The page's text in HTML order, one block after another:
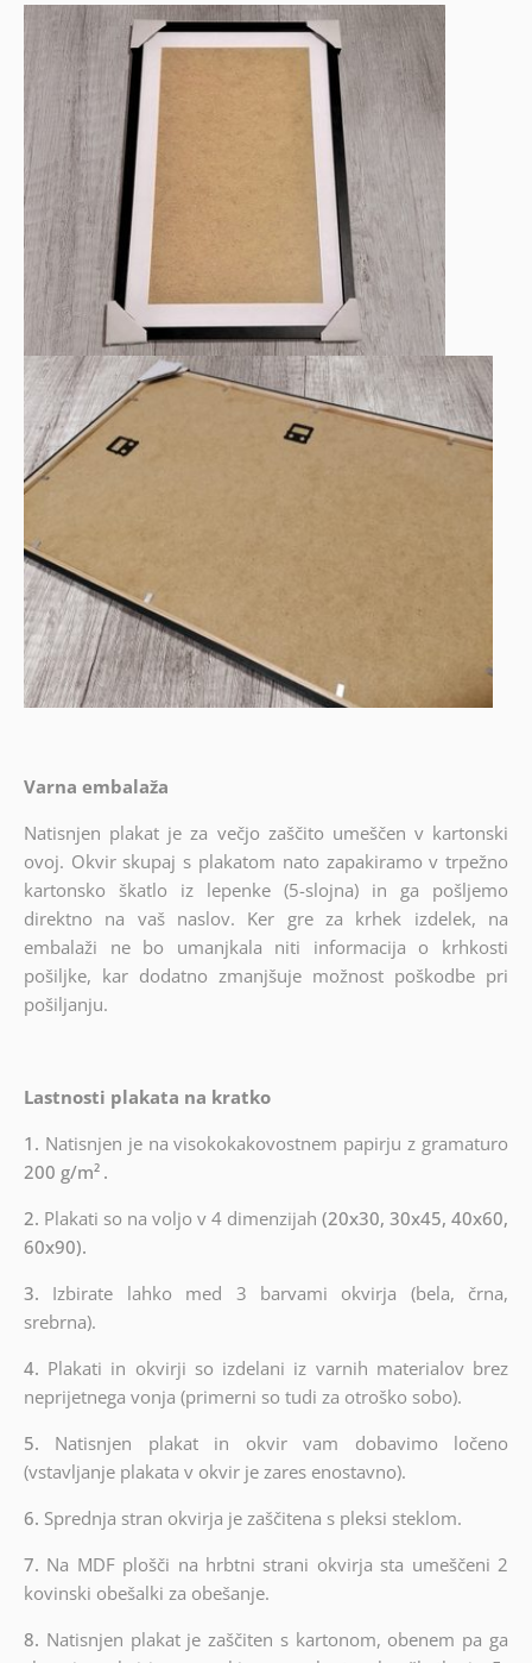
Varna embalaža
Natisnjen plakat je za večjo zaščito umeščen v kartonski
ovoj. Okvir skupaj s plakatom nato zapakiramo v trpežno
kartonsko škatlo iz lepenke (5-slojna) in ga pošljemo
direktno na vaš naslov. Ker gre za krhek izdelek, na
embalaži ne bo umanjkala niti informacija o krhkosti
pošiljke, kar dodatno zmanjšuje možnost poškodbe pri
pošiljanju.
Lastnosti plakata na kratko
1. Natisnjen je na visokokakovostnem papirju z gramaturo
200 g/m² .
2. Plakati so na voljo v 4 dimenzijah(20x30, 30x45, 40x60,
60x90).
3. Izbirate lahko med 3 barvami okvirja (bela, črna,
srebrna).
4. Plakati in okvirji so izdelani iz varnih materialov brez
neprijetnega vonja (primerni so tudi za otroško sobo).
5. Natisnjen plakat in okvir vam dobavimo ločeno
(vstavljanje plakata v okvir je zares enostavno).
6. Sprednja stran okvirja je zaščitena s pleksi steklom.
7. Na MDF plošči na hrbtni strani okvirja sta umeščeni 2
kovinski obešalki za obešanje.
8. Natisnjen plakat je zaščiten s kartonom, obenem pa ga